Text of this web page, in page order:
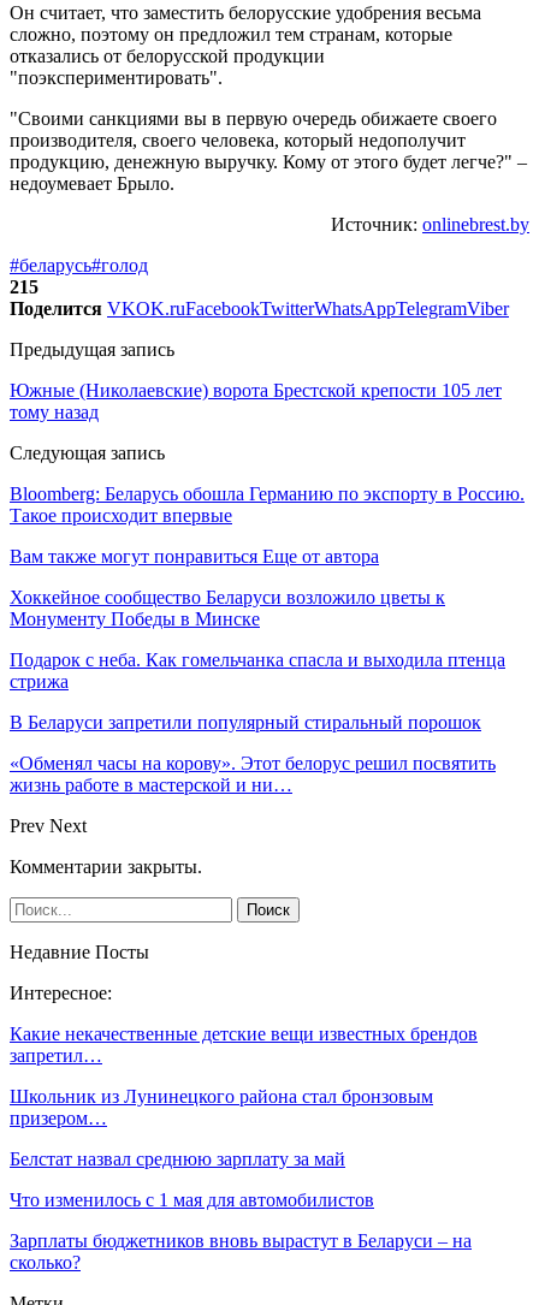
Он считает, что заместить белорусские удобрения весьма
сложно, поэтому он предложил тем странам, которые
отказались от белорусской продукции
"поэкспериментировать".
"Своими санкциями вы в первую очередь обижаете своего
производителя, своего человека, который недополучит
продукцию, денежную выручку. Кому от этого будет легче?" –
недоумевает Брыло.
Источник: onlinebrest.by
#беларусь#голод
215
Поделится VKOK.ruFacebookTwitterWhatsAppTelegramViber
Предыдущая запись
Южные (Николаевские) ворота Брестской крепости 105 лет
тому назад
Следующая запись
Bloomberg: Беларусь обошла Германию по экспорту в Россию.
Такое происходит впервые
Вам также могут понравиться Еще от автора
Хоккейное сообщество Беларуси возложило цветы к
Монументу Победы в Минске
Подарок с неба. Как гомельчанка спасла и выходила птенца
стрижа
В Беларуси запретили популярный стиральный порошок
«Обменял часы на корову». Этот белорус решил посвятить
жизнь работе в мастерской и ни…
Prev Next
Комментарии закрыты.
Недавние Посты
Интересное:
Какие некачественные детские вещи известных брендов
запретил…
Школьник из Лунинецкого района стал бронзовым
призером…
Белстат назвал среднюю зарплату за май
Что изменилось с 1 мая для автомобилистов
Зарплаты бюджетников вновь вырастут в Беларуси – на
сколько?